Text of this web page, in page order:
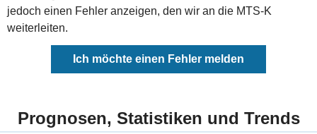
jedoch einen Fehler anzeigen, den wir an die MTS-K
weiterleiten.
Ich möchte einen Fehler melden
Prognosen, Statistiken und Trends